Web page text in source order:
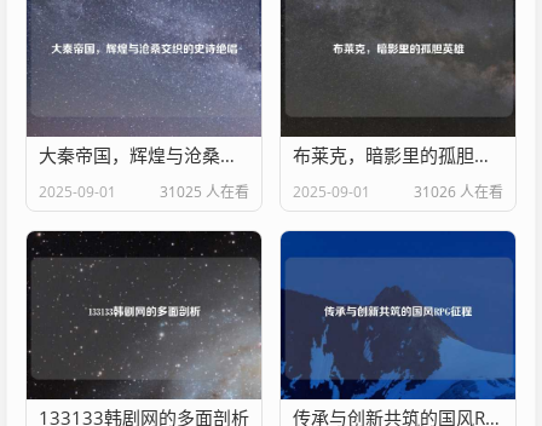
大秦帝国，辉煌与沧桑交织的史诗绝唱
2025-09-01 31025 人在看
布莱克，暗影里的孤胆英雄
2025-09-01 31026 人在看
133133韩剧网的多面剖析 传承与创新共筑的国风RPG征程